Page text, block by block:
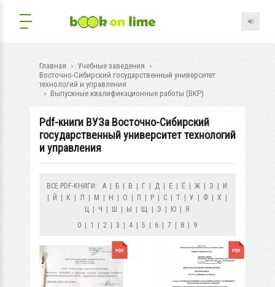
Главная
Учебные заведения
Восточно-Сибирский государственный университет
технологий и управления
Выпускные квалификационные работы (ВКР)
Pdf-книги ВУЗа Восточно-Сибирский
государственный университет технологий
и управления
ВСЕ PDF-КНИГИ: А Б В Г Д Е Ё Ж З
И
Й К Л М Н О П Р С Т У Ф Х
Ц
Ч Ш Ы Щ Э Ю
Я
0
1 2 3 4 5 6 7 8 9